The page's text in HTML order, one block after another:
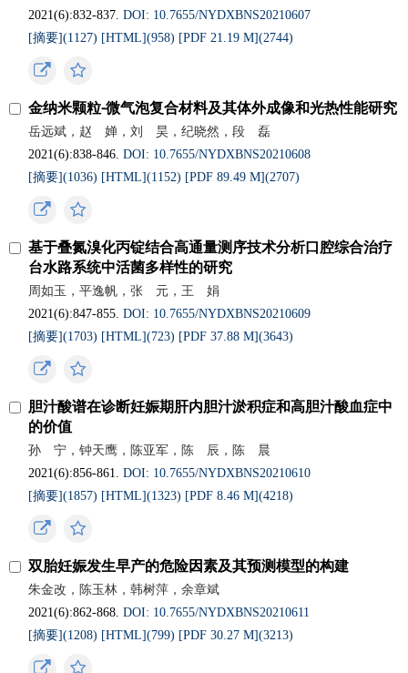
2021(6):832-837.DOI: 10.7655/NYDXBNS20210607
[摘要](1127) [HTML](958) [PDF 21.19 M](2744)
金纳米颗粒⁃微气泡复合材料及其体外成像和光热性能研究
岳远斌，赵 婵，刘 昊，纪晓然，段 磊
2021(6):838-846.DOI: 10.7655/NYDXBNS20210608
[摘要](1036) [HTML](1152) [PDF 89.49 M](2707)
基于叠氮溴化丙锭结合高通量测序技术分析口腔综合治疗
台水路系统中活菌多样性的研究
周如玉，平逸帆，张 元，王 娟
2021(6):847-855.DOI: 10.7655/NYDXBNS20210609
[摘要](1703) [HTML](723) [PDF 37.88 M](3643)
胆汁酸谱在诊断妊娠期肝内胆汁淤积症和高胆汁酸血症中
的价值
孙 宁，钟天鹰，陈亚军，陈 辰，陈 晨
2021(6):856-861.DOI: 10.7655/NYDXBNS20210610
[摘要](1857) [HTML](1323) [PDF 8.46 M](4218)
双胎妊娠发生早产的危险因素及其预测模型的构建
朱金改，陈玉林，韩树萍，余章斌
2021(6):862-868.DOI: 10.7655/NYDXBNS20210611
[摘要](1208) [HTML](799) [PDF 30.27 M](3213)